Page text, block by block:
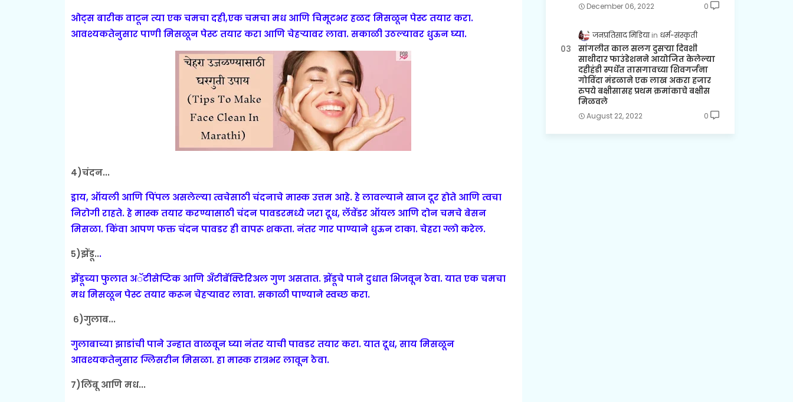
ओट्स बारीक वाटून त्या एक चमचा दही,एक चमचा मध आणि चिमूटभर हळद मिसळून पेस्ट तयार करा.
आवश्यकतेनुसार पाणी मिसळून पेस्ट तयार करा आणि चेहर्‍यावर लावा. सकाळी उठल्यावर धुऊन घ्या.
४)चंदन...
ड्राय, ऑयली आणि पिंपल असलेल्या ‍त्वचेसाठी चंदनाचे मास्क उत्तम आहे. हे लावल्याने खाज दूर होते आणि त्वचा
निरोगी राहते. हे मास्क तयार करण्यासाठी चंदन पावडरमध्ये जरा दूध, लॅवेंडर ऑयल आणि दोन चमचे बेसन
मिसळा. किंवा आपण फक्त चंदन पावडर ही वापरू शकता. नंतर गार पाण्याने धुऊन टाका. चेहरा ग्लो करेल.
५)झेंडू...
झेंडूच्या फुलात अॅटीसेप्टिक आणि अँटीबॅक्टिरिअल गुण असतात. झेंडूचे पाने दुधात भिजवून ठेवा. यात एक चमचा
मध मिसळून पेस्ट तयार करून चेहर्‍यावर लावा. सकाळी पाण्याने स्वच्छ करा.
६)गुलाब...
गुलाबाच्या झाडांची पाने उन्हात वाळवून घ्या नंतर याची पावडर तयार करा. यात दूध, साय मिसळून
आवश्यकतेनुसार ग्लिसरीन मिसळा. हा मास्क रात्रभर लावून ठेवा.
७)लिंबू आणि मध...
December 06, 2022 0
जनप्रतिसाद मिडिया धर्म-संस्कृती
सांगलीत काल सलग दुसऱ्या दिवशी
साथीदार फाउंडेशनने आयोजित केलेल्या
दहीहंडी स्पर्धेत तासगावच्या शिवगर्जना
गोविंदा मंडळाने एक लाख अकरा हजार
रुपये बक्षीसासह प्रथम क्रमांकाचे बक्षीस
मिळवले
August 22, 2022 0